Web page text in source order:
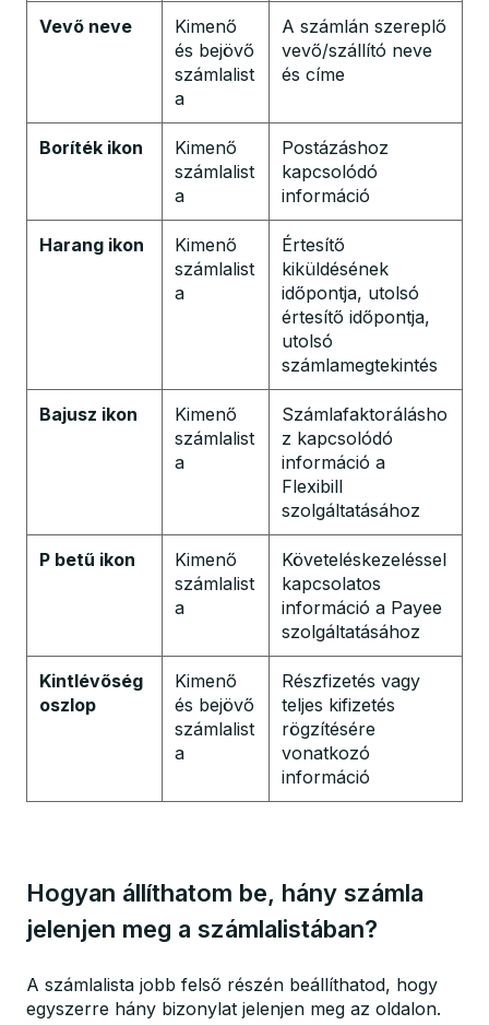
Vevő neve
Kimenő
és bejövő
számlalist
a
A számlán szereplő
vevő/szállító neve
és címe
Boríték ikon
Kimenő
számlalist
a
Postázáshoz
kapcsolódó
információ
Harang ikon
Kimenő
számlalist
a
Értesítő
kiküldésének
időpontja, utolsó
értesítő időpontja,
utolsó
számlamegtekintés
Bajusz ikon
Kimenő
számlalist
a
Számlafaktorálásho
z kapcsolódó
információ a
Flexibill
szolgáltatásához
P betű ikon
Kimenő
számlalist
a
Követeléskezeléssel
kapcsolatos
információ a Payee
szolgáltatásához
Kintlévőség
oszlop
Kimenő
és bejövő
számlalist
a
Részfizetés vagy
teljes kifizetés
rögzítésére
vonatkozó
információ
Hogyan állíthatom be, hány számla
jelenjen meg a számlalistában?
A számlalista jobb felső részén beállíthatod, hogy
egyszerre hány bizonylat jelenjen meg az oldalon.